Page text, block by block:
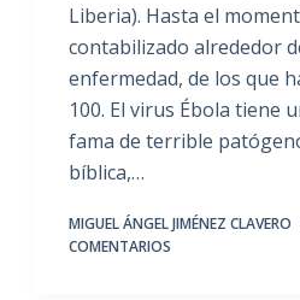
Liberia). Hasta el
contabilizado alrededor
enfermedad, de los que
100. El virus Ébola tiene
fama de terrible
bíblica,…
MIGUEL ÁNGEL JIMÉNEZ CLAVERO
COMENTARIOS